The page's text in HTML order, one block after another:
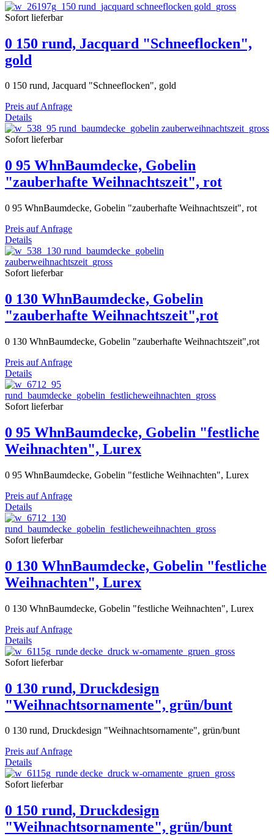
Sofort lieferbar
0 150 rund, Jacquard "Schneeflocken",
gold
0 150 rund, Jacquard "Schneeflocken", gold
Preis auf Anfrage
Details
Sofort lieferbar
0 95 WhnBaumdecke, Gobelin
"zauberhafte Weihnachtszeit", rot
0 95 WhnBaumdecke, Gobelin "zauberhafte Weihnachtszeit", rot
Preis auf Anfrage
Details
Sofort lieferbar
0 130 WhnBaumdecke, Gobelin
"zauberhafte Weihnachtszeit",rot
0 130 WhnBaumdecke, Gobelin "zauberhafte Weihnachtszeit",rot
Preis auf Anfrage
Details
Sofort lieferbar
0 95 WhnBaumdecke, Gobelin "festliche
Weihnachten", Lurex
0 95 WhnBaumdecke, Gobelin "festliche Weihnachten", Lurex
Preis auf Anfrage
Details
Sofort lieferbar
0 130 WhnBaumdecke, Gobelin "festliche
Weihnachten", Lurex
0 130 WhnBaumdecke, Gobelin "festliche Weihnachten", Lurex
Preis auf Anfrage
Details
Sofort lieferbar
0 130 rund, Druckdesign
"Weihnachtsornamente", grün/bunt
0 130 rund, Druckdesign "Weihnachtsornamente", grün/bunt
Preis auf Anfrage
Details
Sofort lieferbar
0 150 rund, Druckdesign
"Weihnachtsornamente", grün/bunt